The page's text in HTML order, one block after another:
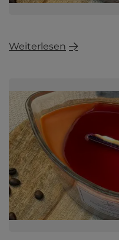
Weiterlesen